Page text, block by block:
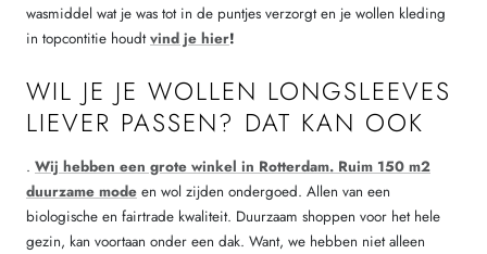
wasmiddel wat je was tot in de puntjes verzorgt en je wollen kleding
in topcontitie houdtvind je hier!
WIL JE JE WOLLEN LONGSLEEVES
LIEVER PASSEN? DAT KAN OOK
. Wij hebben een grote winkel in Rotterdam. Ruim 150 m2
duurzame mode en wol zijden ondergoed. Allen van een
biologische en fairtrade kwaliteit. Duurzaam shoppen voor het hele
gezin, kan voortaan onder een dak. Want, we hebben niet alleen